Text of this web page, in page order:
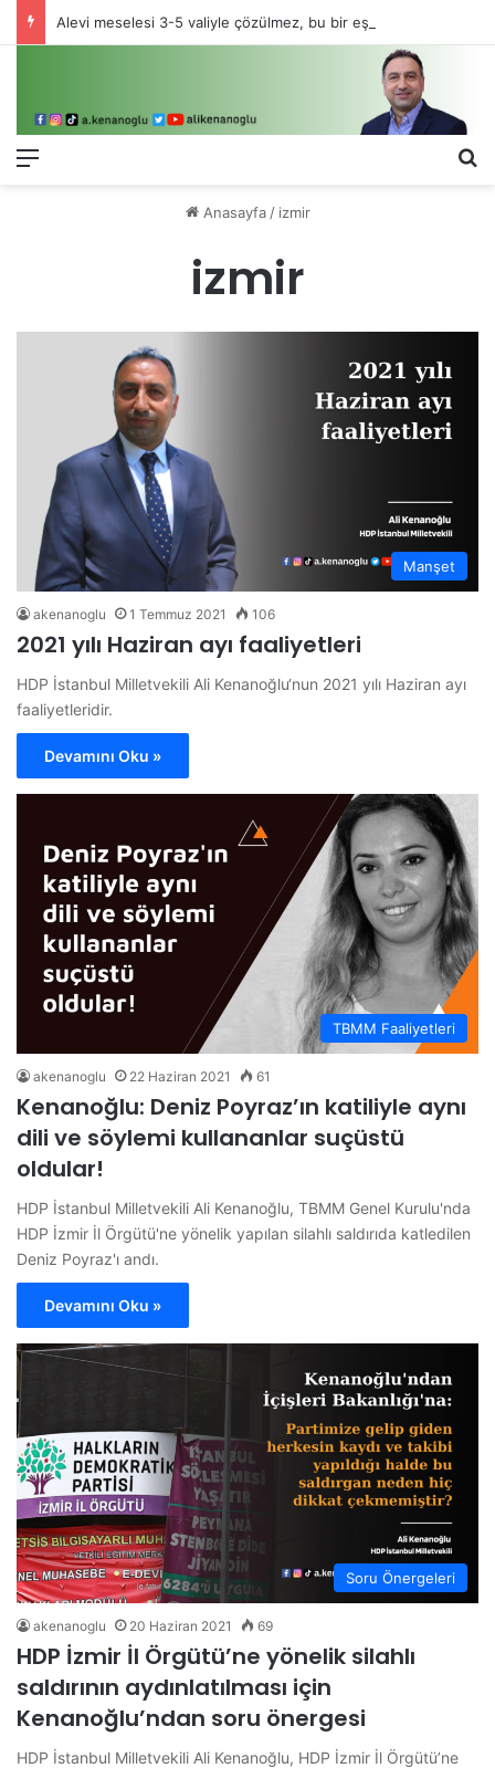
Menü
Anasayfa / izmir
izmir
Manşet
akenanoglu 1 Temmuz 2021 106
2021 yılı Haziran ayı faaliyetleri
HDP İstanbul Milletvekili Ali Kenanoğlu‘nun 2021 yılı Haziran ayı
faaliyetleridir.
Devamını Oku »
TBMM Faaliyetleri
akenanoglu 22 Haziran 2021 61
Kenanoğlu: Deniz Poyraz’ın katiliyle aynı
dili ve söylemi kullananlar suçüstü
oldular!
HDP İstanbul Milletvekili Ali Kenanoğlu, TBMM Genel Kurulu'nda
HDP İzmir İl Örgütü'ne yönelik yapılan silahlı saldırıda katledilen
Deniz Poyraz'ı andı.
Devamını Oku »
Soru Önergeleri
akenanoglu 20 Haziran 2021 69
HDP İzmir İl Örgütü’ne yönelik silahlı
saldırının aydınlatılması için
Kenanoğlu’ndan soru önergesi
HDP İstanbul Milletvekili Ali Kenanoğlu, HDP İzmir İl Örgütü’ne